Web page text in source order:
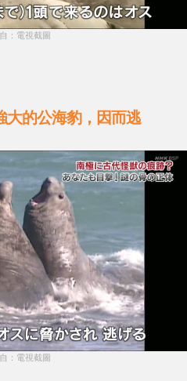
：電視截圖
大的公海豹，因而逃
：電視截圖